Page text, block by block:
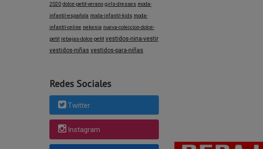
2020 dolce-petit-verano girls-dresses moda-
infantil-española moda-infantil-kids moda-
infantil-online nekenia nueva-coleccion-dolce-
petit rebajas-dolce-petit vestidos-nina-vestir
vestidos-niñas vestidos-para-niñas
Redes Sociales
Twitter
Instagram